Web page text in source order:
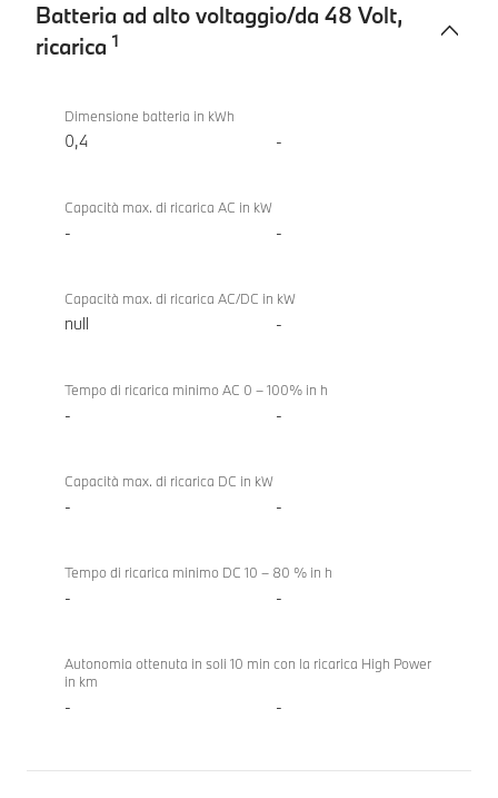
Batteria ad alto voltaggio/da 48 Volt,
ricarica 1
Volt,
ricarica
318d
Berlina
Dimensione batteria in kWh
0,4 -
Capacità max. di ricarica AC in kW
- -
Capacità max. di ricarica AC/DC in kW
null -
Tempo di ricarica minimo AC 0 – 100% in h
- -
Capacità max. di ricarica DC in kW
- -
Tempo di ricarica minimo DC 10 – 80 % in h
- -
Autonomia ottenuta in soli 10 min con la ricarica High Power
in km
- -